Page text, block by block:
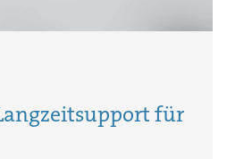
Langzeitsupport für